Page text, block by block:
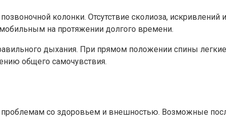
колонки. Отсутствие сколиоза,
на протяжении долгого времени.
дыхания. При прямом положении спины
общего самочувствия.
со здоровьем и внешностью. Возможные